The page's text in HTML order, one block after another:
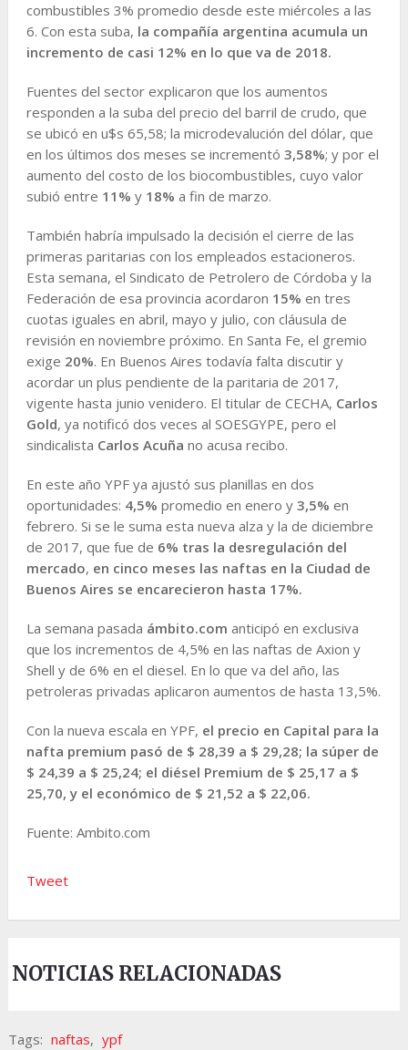
combustibles 3% promedio desde este miércoles a las
6. Con esta suba, la compañía argentina acumula un
incremento de casi 12% en lo que va de 2018.
Fuentes del sector explicaron que los aumentos
responden a la suba del precio del barril de crudo, que
se ubicó en u$s 65,58; la microdevalución del dólar, que
en los últimos dos meses se incrementó 3,58%; y por el
aumento del costo de los biocombustibles, cuyo valor
subió entre 11% y 18% a fin de marzo.
También habría impulsado la decisión el cierre de las
primeras paritarias con los empleados estacioneros.
Esta semana, el Sindicato de Petrolero de Córdoba y la
Federación de esa provincia acordaron 15% en tres
cuotas iguales en abril, mayo y julio, con cláusula de
revisión en noviembre próximo. En Santa Fe, el gremio
exige 20%. En Buenos Aires todavía falta discutir y
acordar un plus pendiente de la paritaria de 2017,
vigente hasta junio venidero. El titular de CECHA, Carlos
Gold, ya notificó dos veces al SOESGYPE, pero el
sindicalista Carlos Acuña no acusa recibo.
En este año YPF ya ajustó sus planillas en dos
oportunidades: 4,5% promedio en enero y 3,5% en
febrero. Si se le suma esta nueva alza y la de diciembre
de 2017, que fue de 6% tras la desregulación del
mercado, en cinco meses las naftas en la Ciudad de
Buenos Aires se encarecieron hasta 17%.
La semana pasada ámbito.com anticipó en exclusiva
que los incrementos de 4,5% en las naftas de Axion y
Shell y de 6% en el diesel. En lo que va del año, las
petroleras privadas aplicaron aumentos de hasta 13,5%.
Con la nueva escala en YPF, el precio en Capital para la
nafta premium pasó de $ 28,39 a $ 29,28; la súper de
$ 24,39 a $ 25,24; el diésel Premium de $ 25,17 a $
25,70, y el económico de $ 21,52 a $ 22,06.
Fuente: Ambito.com
Tweet
NOTICIAS RELACIONADAS
Tags: naftas, ypf